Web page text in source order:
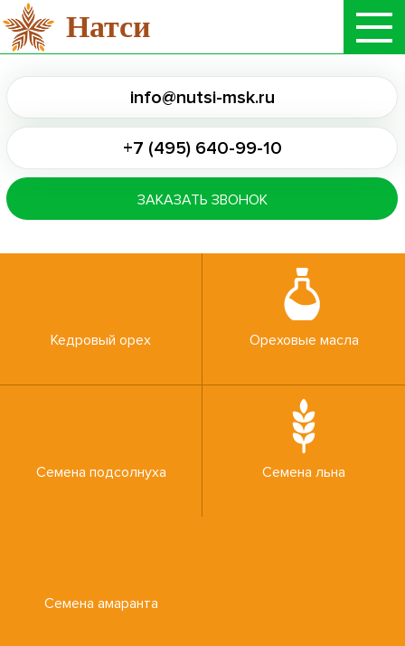
Натси
info@nutsi-msk.ru
+7 (495) 640-99-10
ЗАКАЗАТЬ ЗВОНОК
Кедровый орех Ореховые масла
Семена подсолнуха Семена льна
Семена амаранта